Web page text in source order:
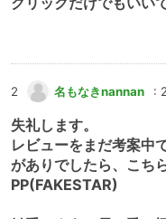
2 名もなきnannan :
失礼します。
レビューをまだ考案中
がありでしたら、こち
PP(FAKESTAR)